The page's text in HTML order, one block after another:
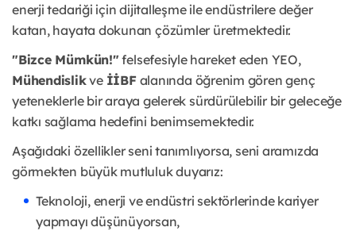
enerji tedariği için dijitalleşme ile endüstrilere değer
katan, hayata dokunan çözümler üretmektedir.
"Bizce Mümkün!" felsefesiyle hareket eden YEO,
Mühendislikve İİBF alanında öğrenim gören genç
yeteneklerle bir araya gelerek sürdürülebilir bir geleceğe
katkı sağlama hedefini benimsemektedir.
Aşağıdaki özellikler seni tanımlıyorsa, seni aramızda
görmekten büyük mutluluk duyarız:
Teknoloji, enerji ve endüstri sektörlerinde kariyer
yapmayı düşünüyorsan,